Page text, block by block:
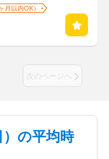
月以内OK）
次のページへ
の平均時